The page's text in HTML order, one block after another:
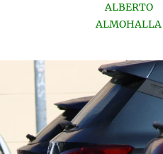
ALBERTO
ALMOHALLA